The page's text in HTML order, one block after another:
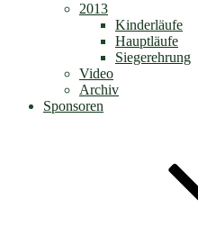
2013
Kinderläufe
Hauptläufe
Siegerehrung
Video
Archiv
Sponsoren